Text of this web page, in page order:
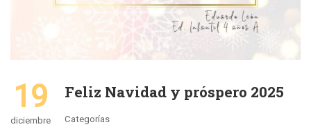
19
diciembre
Feliz Navidad y próspero 2025
Categorías